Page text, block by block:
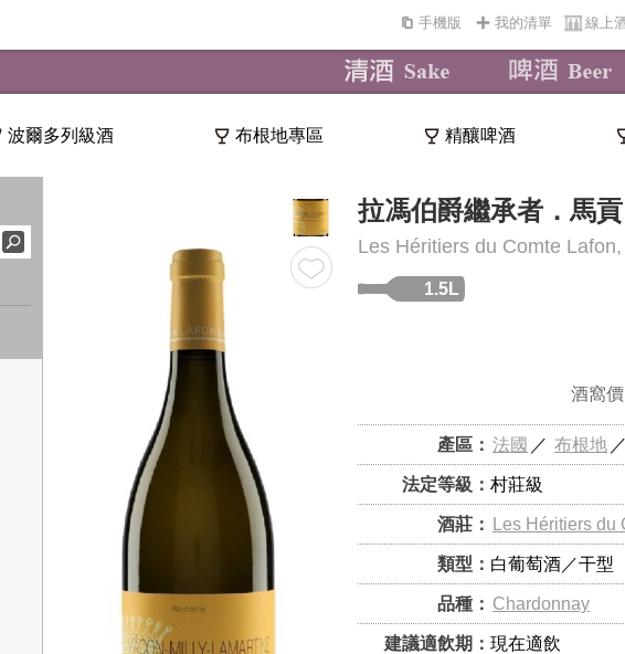
線上
我的清單
手機版
波爾多列級酒 布根地專區 精釀啤酒
拉馮伯爵繼承者．馬
Les Héritiers du Comte
1.5L
酒窩價
產區： 法國 ／ 布根地 ／
法定等級： 村莊級
酒莊： Les Héritiers du
類型： 白葡萄酒／干型
品種： Chardonnay
建議適飲期： 現在適飲